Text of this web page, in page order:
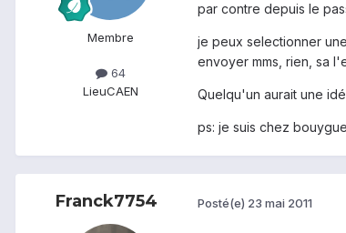
Membre
64
LieuCAEN
par contre depuis le
je peux selectionner
envoyer mms, rien, sa
Quelqu'un aurait une
ps: je suis chez
Franck7754 Posté(e) 23 mai 2011